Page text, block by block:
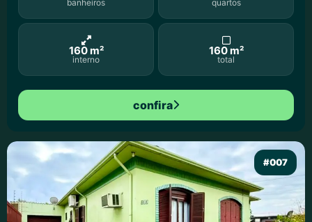
banheiros quartos
160 m²
interno
160 m²
total
confira
#007